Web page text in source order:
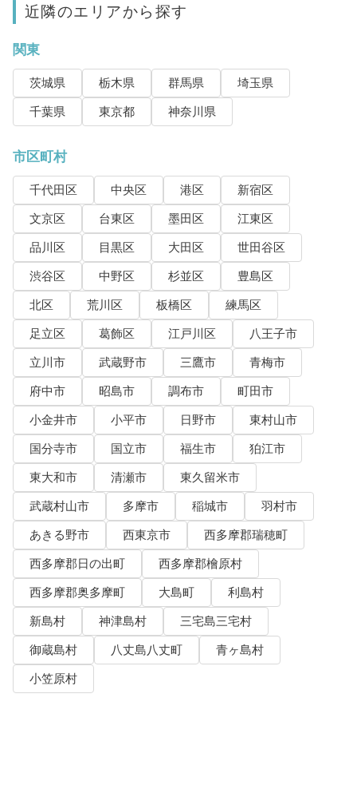
近隣のエリアから探す
関東
茨城県 栃木県 群馬県
埼玉県
千葉県
東京都 神奈川県
市区町村
千代田区 中央区 港区
新宿区
文京区
台東区 墨田区
江東区
品川区
目黒区 大田区
世田谷区
渋谷区
中野区 杉並区
豊島区
北区
荒川区 板橋区
練馬区
足立区
葛飾区 江戸川区
八王子市
立川市
武蔵野市 三鷹市
青梅市
府中市
昭島市 調布市
町田市
小金井市
小平市 日野市
東村山市
国分寺市
国立市 福生市
狛江市
東大和市
清瀬市
東久留米市
武蔵村山市
多摩市 稲城市
羽村市
あきる野市
西東京市
西多摩郡瑞穂町
西多摩郡日の出町
西多摩郡檜原村
西多摩郡奥多摩町
大島町
利島村
新島村
神津島村
三宅島三宅村
御蔵島村
八丈島八丈町
青ヶ島村
小笠原村